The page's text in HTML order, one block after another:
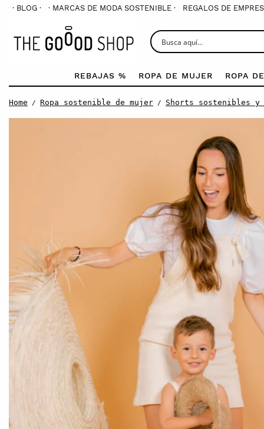
· BLOG · · MARCAS DE MODA SOSTENIBLE · REGALOS DE
REBAJAS % ROPA DE MUJER ROPA
Home / Ropa sostenible de mujer / Shorts sostenibles